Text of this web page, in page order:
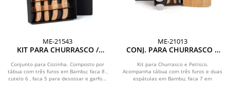
ME-21543
KIT PARA CHURRASCO /
MADEIRA / INOX - 5 PÇS
Conjunto para Cozinha. Composto por
tábua com três furos em Bambu; faca 8 ,
cutelo 6 , faca 5 para desossar e garfo...
ME-21013
CONJ. PARA CHURRASCO E
MADEIRA / INOX - 2 EM 1
Kit para Churrasco e Petisco.
Acompanha tábua com três furos e duas
espátulas em Bambu; faca 7 em